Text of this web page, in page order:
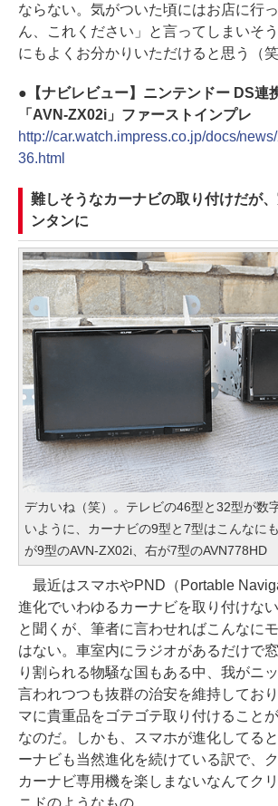
ならない。気がついた頃にはお店に行
ん、これください」と言ってしまいそ
にもよくお分かりいただけると思う（笑
●【ナビレビュー】ニンテンドー DS連
「AVN-ZX02i」ファーストインプレ
http://car.watch.impress.co.jp/docs/
36.html
難しそうなカーナビの取り付けだが
ンタンに
デカいね（笑）。テレビの46型と32型が数
いように、カーナビの9型と7型はこんなに
が9型のAVN-ZX02i、右が7型のAVN778HD
最近はスマホやPND（Portable
進化でいわゆるカーナビを取り付けな
と聞くが、筆者に言わせればこんなに
はない。車室内にラジオがあるだけで
り割られる物騒な国もある中、我がニ
言われつつも抜群の治安を維持してお
マに貴重品をゴテゴテ取り付けること
なのだ。しかも、スマホが進化してる
ーナビも当然進化を続けている訳で、
カーナビ専用機を楽しまないなんてク
ニドのようなもの。